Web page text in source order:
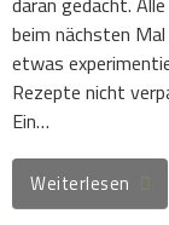
beim nächsten
etwas
Rezepte nicht
Ein…
Weiterlesen